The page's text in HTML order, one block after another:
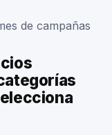
de campañas